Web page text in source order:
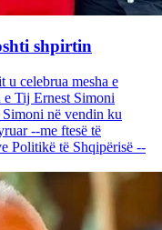
shpirtin
celebrua mesha e
Tij Ernest Simoni
në vendin ku
--me ftesë të
Politikë të Shqipërisë --